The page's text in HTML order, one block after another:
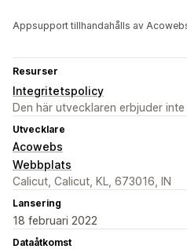
Appsupport tillhandahålls av
Resurser
Integritetspolicy
Den här utvecklaren erbjuder
Utvecklare
Acowebs
Webbplats
Calicut, Calicut, KL, 673016, IN
Lansering
18 februari 2022
Dataåtkomst